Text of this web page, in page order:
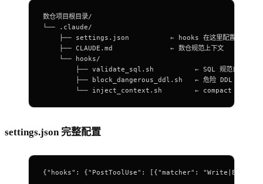
数仓项目根目录/
└── .claude/
    ├── settings.json          ← hooks 在这里配置
    ├── CLAUDE.md              ← 数仓规范上下文
    └── hooks/
        ├── validate_sql.sh          ← SQL 规范自动检查
        ├── block_dangerous_ddl.sh   ← 危险 DDL 拦截
└── inject_context.sh        ← compact 后重注入
settings.json 完整配置
{"hooks" : {"PostToolUse" : [{"matcher" : "Write|Edit"